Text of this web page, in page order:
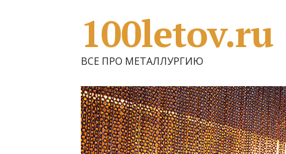
100letov.ru
ВСЕ ПРО МЕТАЛЛУРГИЮ